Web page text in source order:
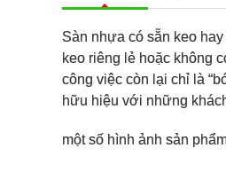
Sàn nhựa có sẵn keo
keo riêng lẻ hoặc không
công việc còn lại chỉ là
hữu hiệu với những
một số hình ảnh sản